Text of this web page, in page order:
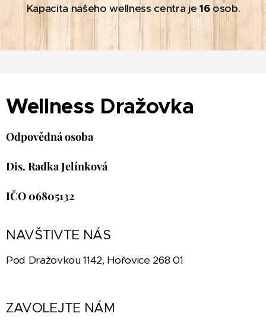
Kapacita našeho wellness centra je16 osob.
Wellness Dražovka
Odpovědná osoba
Dis. Radka Jelínková
IČO 06805132
NAVŠTIVTE NÁS
Pod Dražovkou 1142, Hořovice 268 01
ZAVOLEJTE NÁM